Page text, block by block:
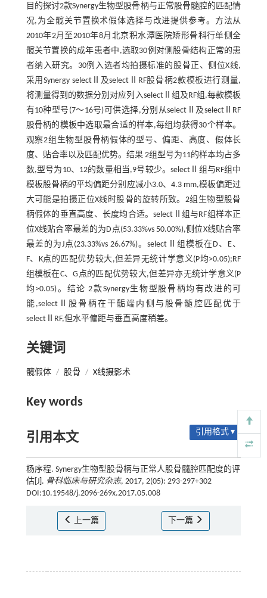
目的探讨2款Synergy生物型股骨柄与正常股骨髓腔的匹配情
况,为全髋关节置换术假体选择与改进提供参考。方法从
2010年2月至2010年8月北京积水潭医院矫形骨科行单侧全
髋关节置换的成年患者中,选取30例对侧股骨结构正常的患
者纳入研究。30例入选者均拍摄标准的股骨正、侧位X线,
采用Synergy selectⅡ及selectⅡRF股骨柄2款模板进行测量,
将测量得到的数据分别对应列入selectⅡ组及RF组,每款模板
有10种型号(7～16号)可供选择,分别从selectⅡ及selectⅡRF
股骨柄的模板中选取最合适的样本,每组均获得30个样本。
观察2组生物型股骨柄假体的型号、偏距、高度、假体长
度、贴合率以及匹配优势。结果 2组型号为11的样本均占多
数,型号为10、12的数量相当,9号较少。selectⅡ组与RF组中
模板股骨柄的平均偏距分别应减小3.0、4.3 mm,模板偏距过
大可能是拍摄正位X线时股骨的旋转所致。2组生物型股骨
柄假体的垂直高度、长度均合适。selectⅡ组与RF组样本正
位X线贴合率最差的为D点(53.33%vs 50.00%),侧位X线贴合率
最差的为J点(23.33%vs 26.67%)。selectⅡ组模板在D、E、
F、K点的匹配优势较大,但差异无统计学意义(P均>0.05);RF
组模板在C、G点的匹配优势较大,但差异亦无统计学意义(P
均>0.05)。结论 2款Synergy生物型股骨柄均有改进的可
能,selectⅡ股骨柄在干骺端内侧与股骨髓腔匹配优于
selectⅡRF,但水平偏距与垂直高度稍差。
关键词
髋假体 / 股骨 / X线摄影术
Key words
引用本文 引用格式 ▾
杨序程. Synergy生物型股骨柄与正常人股骨髓腔匹配度的评
估[J]. 骨科临床与研究杂志, 2017, 2(05): 293-297+302
DOI:10.19548/j.2096-269x.2017.05.008
上一篇 下一篇